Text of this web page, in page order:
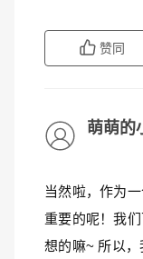
赞同
萌萌的
当然啦，作为
重要的呢！我
想的嘛~ 所以